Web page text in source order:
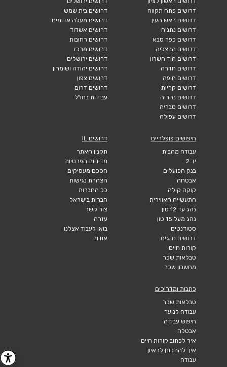
דרושים פתח תקווה
דרושים ראש העין
דרושים נתניה
דרושים כפר סבא
דרושים הרצליה
דרושים הוד השרון
דרושים חדרה
דרושים חיפה
דרושים קריות
דרושים נהריה
דרושים טבריה
דרושים עפולה
דרושים בית שמש
דרושים מעלה אדומים
דרושים אשדוד
דרושים רחובות
דרושים מרכז
דרושים ירושלים
דרושים יהודה ושומרון
דרושים צפון
דרושים דרום
עבודות בחו"ל
חיפושים פופלריים
עבודה מהבית
יד 2
בנק הפועלים
אבטחה
קוקה קולה
התעשייה האווירית
נהג עד 12 טון
נהג מעל 15 טון
סטודנטים
דרושים נהגים
קורות חיים
טבלאות שכר
מחשבון שכר
דרושים IL
תקנון האתר
מדיניות הפרטיות
הסכם מעסיקים
הצהרת נגישות
כל החברות
חברות בישראל
צור קשר
עזרה
בואו לעבוד אצלנו
אודות
כתבות ומדריכים
טבלאות שכר
עבודה לנוער
חיפוש עבודה
אבטלה
איך לכתוב קורות חיים
איך להתכונן לראיון
עבודה